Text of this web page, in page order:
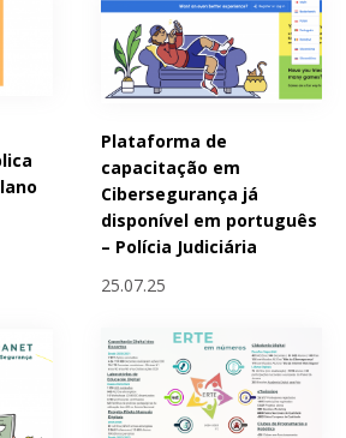
Plataforma de
capacitação em
Cibersegurança já
disponível em português
– Polícia Judiciária
25.07.25